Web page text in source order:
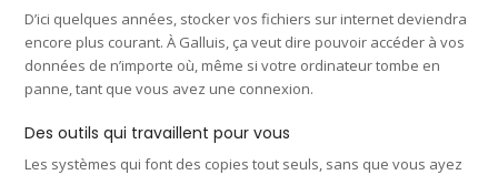
D’ici quelques années, stocker vos fichiers sur internet deviendra
encore plus courant. À Galluis, ça veut dire pouvoir accéder à vos
données de n’importe où, même si votre ordinateur tombe en
panne, tant que vous avez une connexion.
Des outils qui travaillent pour vous
Les systèmes qui font des copies tout seuls, sans que vous ayez